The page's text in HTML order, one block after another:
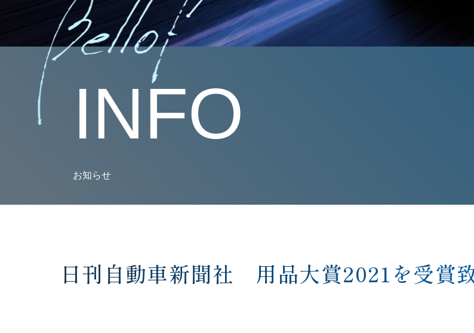
INFO
お知らせ
日刊自動車新聞社 用品大賞2021を受賞